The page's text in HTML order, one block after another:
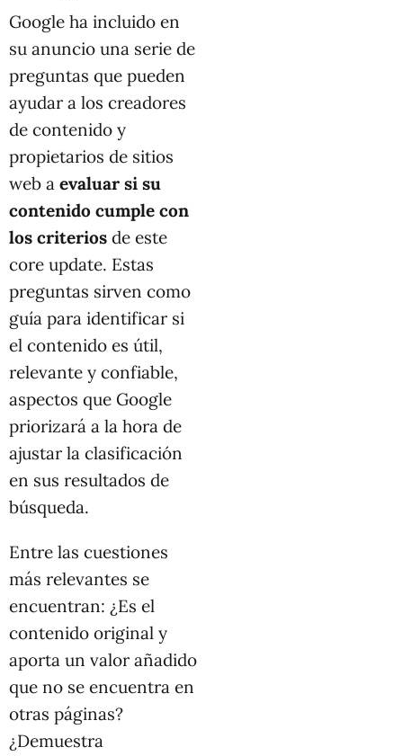
Google ha incluido en
su anuncio una serie de
preguntas que pueden
ayudar a los creadores
de contenido y
propietarios de sitios
web a evaluar si su
contenido cumple con
los criterios de este
core update. Estas
preguntas sirven como
guía para identificar si
el contenido es útil,
relevante y confiable,
aspectos que Google
priorizará a la hora de
ajustar la clasificación
en sus resultados de
búsqueda.
Entre las cuestiones
más relevantes se
encuentran: ¿Es el
contenido original y
aporta un valor añadido
que no se encuentra en
otras páginas?
¿Demuestra